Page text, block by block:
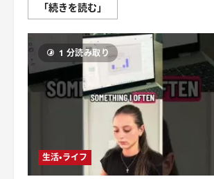
「続きを読む」
BootCD
26H2
ÚNICO
Pendrive
Que
Você
Precisa!!
Nova
VERSÃO
OFICIAL
に
つ
い
て
さ
ら
1 分読み取り
生活・ライフ